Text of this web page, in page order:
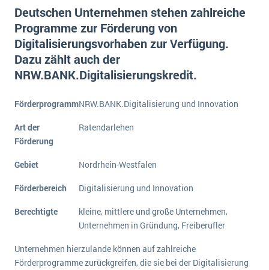
Suche
Vergleich
Auswahl
Einführung
Service und Wartung
E-commerce
Einzelhandel
Finanzen
Grosshandel
Handwerk
Health Care
IKT
Installation
Medien
Lebensmittelindustrie
Die 4 Komponenten eines CRM-Systems
Was ist Data Mining? - Ein Leitfaden für Unternehmen
Mehr über ERP-Software
ERP Wissenszentrum
Ein WMS implementieren: Das sind die 6
Offene Stellen bei ERP-Lieferanten
Über uns
DSGVO/GDPR
Impressum
Kontakt
Deutschen Unternehmen stehen zahlreiche
Programme zur Förderung von
Digitalisierungsvorhaben zur Verfügung.
Dazu zählt auch der
NRW.BANK.Digitalisierungskredit.
FörderprogrammNRW.BANK.Digitalisierung und Innovation
Art der
Förderung
Ratendarlehen
Gebiet Nordrhein-Westfalen
Förderbereich Digitalisierung und Innovation
Berechtigte
kleine, mittlere und große Unternehmen,
Unternehmen in Gründung, Freiberufler
Unternehmen hierzulande können auf zahlreiche
Förderprogramme zurückgreifen, die sie bei der Digitalisierung